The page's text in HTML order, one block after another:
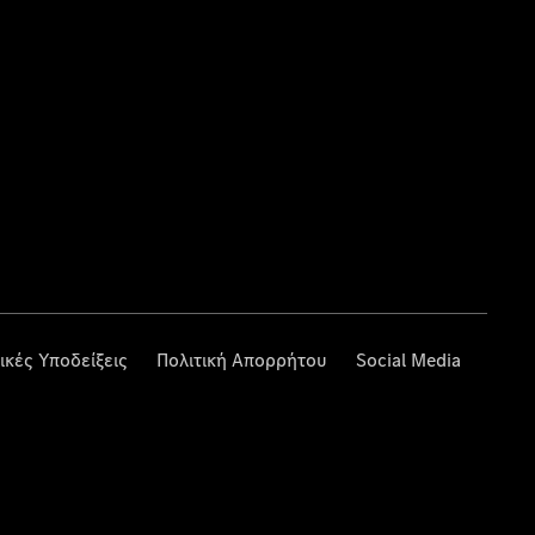
Υποδείξεις Πολιτική Απορρήτου Social Media